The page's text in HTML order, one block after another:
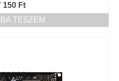
150 Ft
TESZEM